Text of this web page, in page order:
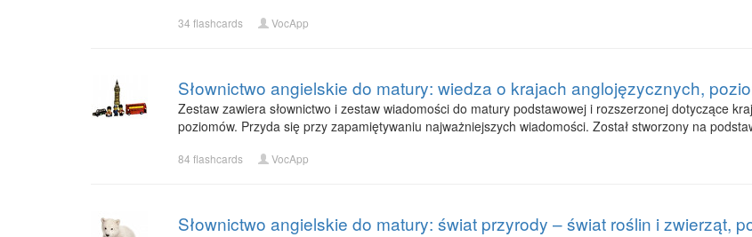
34 flashcards VocApp
Słownictwo angielskie do matury: wiedza o krajach anglojęzycznych,
Zestaw zawiera słownictwo i zestaw wiadomości do matury podstawowej i rozszerzonej dotyczące
poziomów. Przyda się przy zapamiętywaniu najważniejszych wiadomości. Został stworzony na
84 flashcards VocApp
Słownictwo angielskie do matury: świat przyrody – świat roślin i zwierząt,